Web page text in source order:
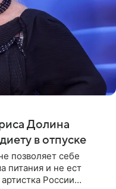
Долина
в отпуске
позволяет себе
питания и не ест
России